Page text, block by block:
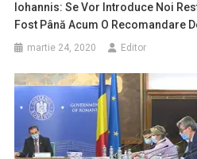
Iohannis: Se Vor Introduce Noi
Fost Până Acum O Recomandare
martie 24, 2020 Editor